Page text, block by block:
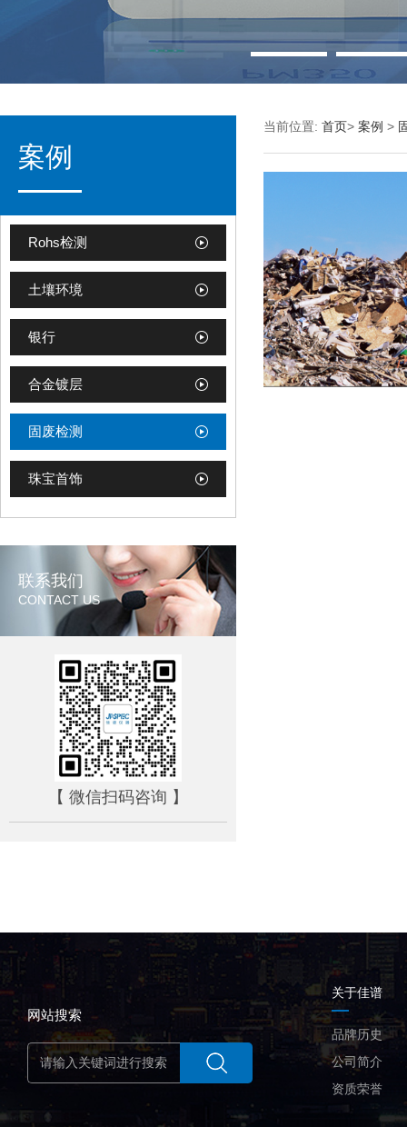
案例
Rohs检测
土壤环境
银行
合金镀层
固废检测
珠宝首饰
联系我们
CONTACT US
【 微信扫码咨询 】
当前位置: 首页> 案例 >
网站搜索
关于佳谱
品牌历史
公司简介
资质荣誉